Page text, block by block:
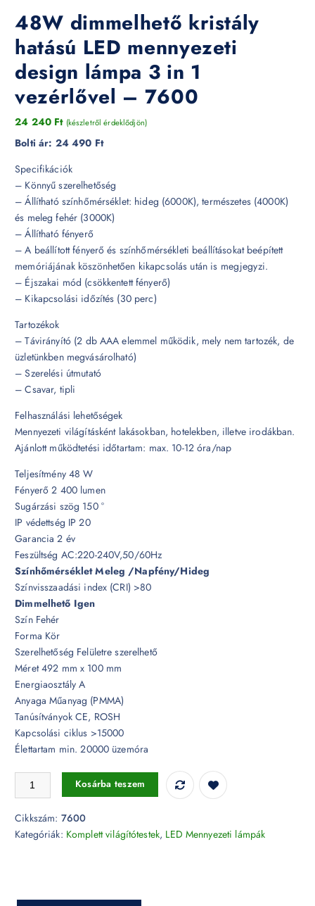
48W dimmelhető kristály
hatású LED mennyezeti
design lámpa 3 in 1
vezérlővel – 7600
24 240 Ft (készletről érdeklődjön)
Bolti ár: 24 490 Ft
Specifikációk
– Könnyű szerelhetőség
– Állítható színhőmérséklet: hideg (6000K), természetes (4000K)
és meleg fehér (3000K)
– Állítható fényerő
– A beállított fényerő és színhőmérsékleti beállításokat beépített
memóriájának köszönhetően kikapcsolás után is megjegyzi.
– Éjszakai mód (csökkentett fényerő)
– Kikapcsolási időzítés (30 perc)
Tartozékok
– Távirányító (2 db AAA elemmel működik, mely nem tartozék, de
üzletünkben megvásárolható)
– Szerelési útmutató
– Csavar, tipli
Felhasználási lehetőségek
Mennyezeti világításként lakásokban, hotelekben, illetve irodákban.
Ajánlott működtetési időtartam: max. 10-12 óra/nap
Teljesítmény 48 W
Fényerő 2 400 lumen
Sugárzási szög 150 °
IP védettség IP 20
Garancia 2 év
Feszültség AC:220-240V,50/60Hz
Színhőmérséklet Meleg /Napfény/Hideg
Színvisszaadási index (CRI) >80
Dimmelhető Igen
Szín Fehér
Forma Kör
Szerelhetőség Felületre szerelhető
Méret 492 mm x 100 mm
Energiaosztály A
Anyaga Műanyag (PMMA)
Tanúsítványok CE, ROSH
Kapcsolási ciklus >15000
Élettartam min. 20000 üzemóra
48W dimmelhető kristály hatású LED mennyezeti design lámpa 3 in 1
Kosárba teszem
Cikkszám: 7600
Kategóriák: Komplett világítótestek, LED Mennyezeti lámpák